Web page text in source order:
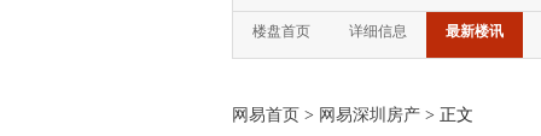
楼盘首页 详细信息 最新楼讯
网易首页 > 网易深圳房产 > 正文